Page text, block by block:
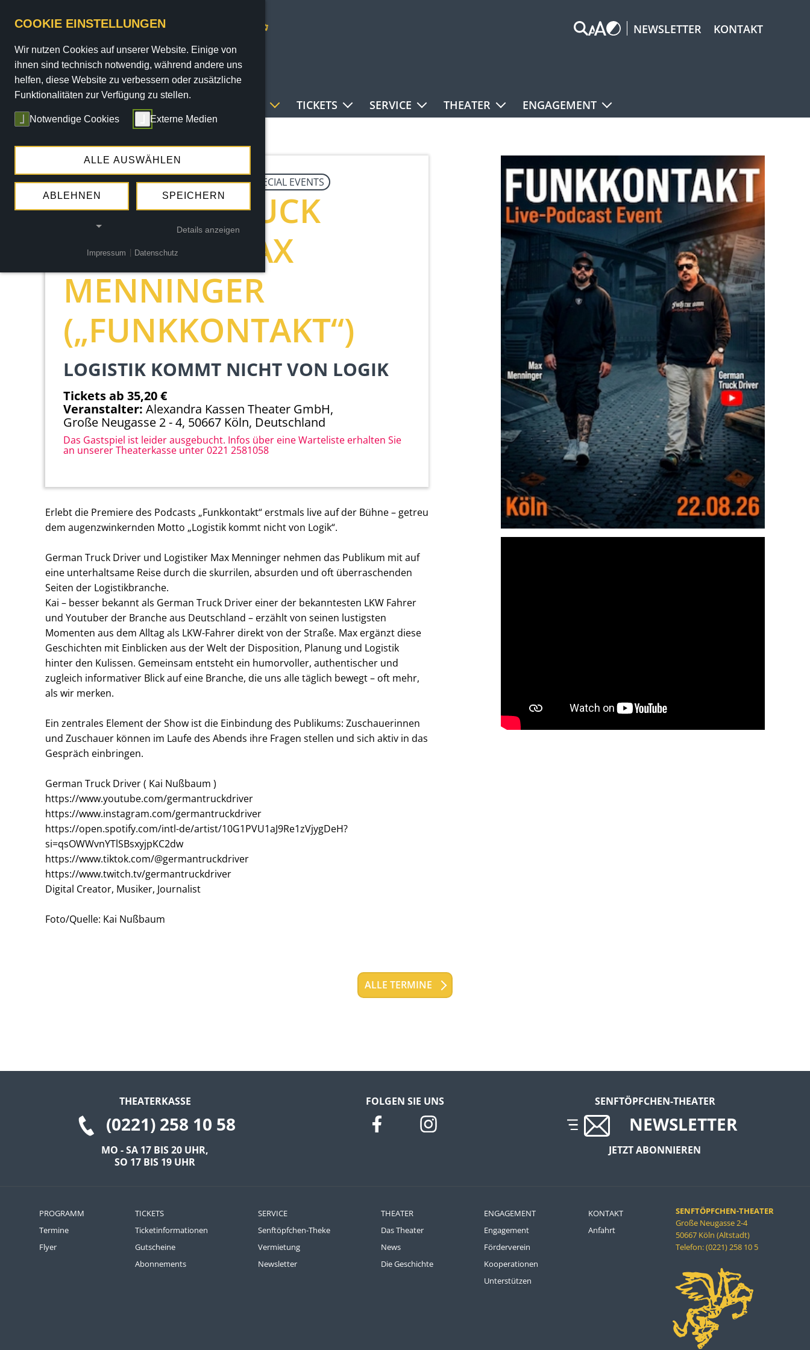
NEWSLETTER KONTAKT
TICKETS SERVICE THEATER ENGAGEMENT
/Programm
SA. 22.08.2026 | 20:15 UHR SPECIAL EVENTS
GERMAN TRUCK
DRIVER & MAX
MENNINGER
(„FUNKKONTAKT“)
LOGISTIK KOMMT NICHT VON LOGIK
Tickets ab 35,20 €
Veranstalter: Alexandra Kassen Theater GmbH,
Große Neugasse 2 - 4, 50667 Köln, Deutschland
Das Gastspiel ist leider ausgebucht. Infos über eine Warteliste erhalten Sie
an unserer Theaterkasse unter 0221 2581058
Erlebt die Premiere des Podcasts „Funkkontakt“ erstmals live auf der Bühne – getreu
dem augenzwinkernden Motto „Logistik kommt nicht von Logik“.
German Truck Driver und Logistiker Max Menninger nehmen das Publikum mit auf
eine unterhaltsame Reise durch die skurrilen, absurden und oft überraschenden
Seiten der Logistikbranche.
Kai – besser bekannt als German Truck Driver einer der bekanntesten LKW Fahrer
und Youtuber der Branche aus Deutschland – erzählt von seinen lustigsten
Momenten aus dem Alltag als LKW-Fahrer direkt von der Straße. Max ergänzt diese
Geschichten mit Einblicken aus der Welt der Disposition, Planung und Logistik
hinter den Kulissen. Gemeinsam entsteht ein humorvoller, authentischer und
zugleich informativer Blick auf eine Branche, die uns alle täglich bewegt – oft mehr,
als wir merken.
Ein zentrales Element der Show ist die Einbindung des Publikums: Zuschauerinnen
und Zuschauer können im Laufe des Abends ihre Fragen stellen und sich aktiv in das
Gespräch einbringen.
German Truck Driver ( Kai Nußbaum )
https://www.youtube.com/germantruckdriver
https://www.instagram.com/germantruckdriver
https://open.spotify.com/intl-de/artist/10G1PVU1aJ9Re1zVjygDeH?
si=qsOWWvnYTlSBsxyjpKC2dw
https://www.tiktok.com/@germantruckdriver
https://www.twitch.tv/germantruckdriver
Digital Creator, Musiker, Journalist
Foto/Quelle: Kai Nußbaum
ALLE TERMINE
THEATERKASSE
(0221) 258 10 58
MO - SA 17 BIS 20 UHR,
SO 17 BIS 19 UHR
FOLGEN SIE UNS SENFTÖPFCHEN-THEATER
NEWSLETTER
JETZT ABONNIEREN
PROGRAMM
Termine
Flyer
TICKETS
Ticketinformationen
Gutscheine
Abonnements
SERVICE
Senftöpfchen-Theke
Vermietung
Newsletter
THEATER
Das Theater
News
Die Geschichte
ENGAGEMENT
Engagement
Förderverein
Kooperationen
Unterstützen
KONTAKT
Anfahrt
SENFTÖPFCHEN-THEATER
Große Neugasse 2-4
50667 Köln (Altstadt)
Telefon: (0221) 258 10 5
COOKIE EINSTELLUNGEN
Wir nutzen Cookies auf unserer Website. Einige von
ihnen sind technisch notwendig, während andere uns
helfen, diese Website zu verbessern oder zusätzliche
Funktionalitäten zur Verfügung zu stellen.
Notwendige Cookies Externe Medien
ALLE AUSWÄHLEN
ABLEHNEN SPEICHERN
Details anzeigen
Notwendige Cookies ermöglichen grundlegende
Funktionen und sind für die einwandfreie Funktion
Einverständnis-Cookie
cookie_consent
Dieser Cookie speichert die
ausgewählten Einverständnis-
Optionen des Benutzers
1 Jahr
EXTERNE MEDIEN
Um Inhalte von Videoplattformen und Social Media
Plattformen anzeigen zu können, werden von
diesen externen Medien Cookies gesetzt.
YouTube
Vimeo
Impressum Datenschutz